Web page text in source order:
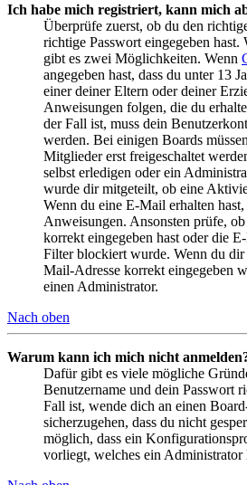
Ich habe mich registriert, kann mich
Überprüfe zuerst, ob du den
richtige Passwort eingegeben hast.
gibt es zwei Möglichkeiten. Wenn
angegeben hast, dass du unter 13
einer deiner Eltern oder deiner
Anweisungen folgen, die du
der Fall ist, muss dein
werden. Bei einigen Boards
Mitglieder erst freigeschaltet
selbst erledigen oder ein
wurde dir mitgeteilt, ob eine
Wenn du eine E-Mail erhalten
Anweisungen. Ansonsten prüfe,
korrekt eingegeben hast oder die
Filter blockiert wurde. Wenn du dir
Mail-Adresse korrekt eingegeben
einen Administrator.
Nach oben
Warum kann ich mich nicht
Dafür gibt es viele mögliche
Benutzername und dein Passwort
Fall ist, wende dich an einen
sicherzugehen, dass du nicht
möglich, dass ein
vorliegt, welches ein Administrator